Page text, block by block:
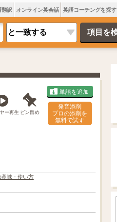
翻訳 オンライン英会話 英語コーチングを探す
ー再生 ピン留め
単語を追加
発音添削
プロの添削を
無料で試す
味・使い方